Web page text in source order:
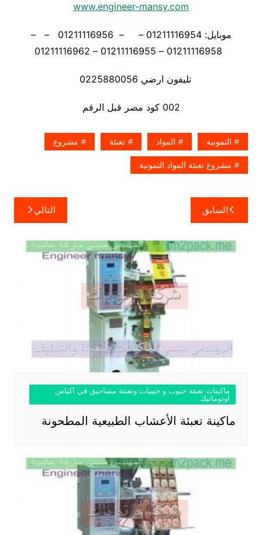
www.engineer-mansy.com
موبايل: 01211116954 – – 01211116956 – –
تليفون ارضي 0225880056
002 كود مصر قبل الرقم
التمونية المواد تعبئة مشروع
مشروع تعبئة المواد التمونية
تصفّح
المقالات
السابق التالي
ماكينات تعبئة حبوب و حبيبات وتعبئة مساحيق في اكياس
اوتوماتيك
ماكينة تعبئة الأعشاب الطبيعية المطحونة